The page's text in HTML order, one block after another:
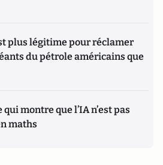
plus légitime pour réclamer
du pétrole américains que
montre que l’IA n’est pas
maths